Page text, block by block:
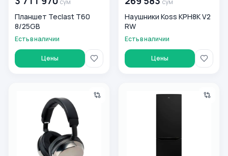
Планшет Teclast T60
8/25GB
Есть в наличии
Цены
Наушники Koss KPH8K V2
RW
Есть в наличии
Цены